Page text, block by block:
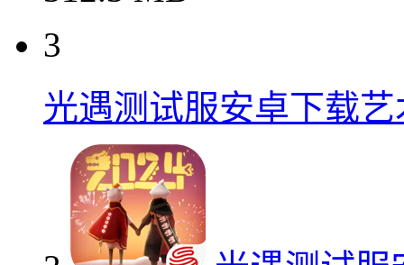
3
光遇测试服安卓下载